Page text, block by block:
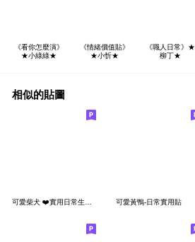
《看你怎麼演》
★小綠綠★
《情緒價值貼》
★小忻★
《職人日常》★
柳丁★
相似的貼圖
可愛柴犬 ❤️實用日常生活用語貼圖 可愛黃鴨-日常實用貼